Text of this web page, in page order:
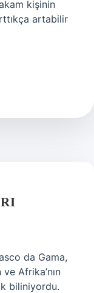
kişinin
artabilir
da Gama,
Afrika’nın
biliniyordu.